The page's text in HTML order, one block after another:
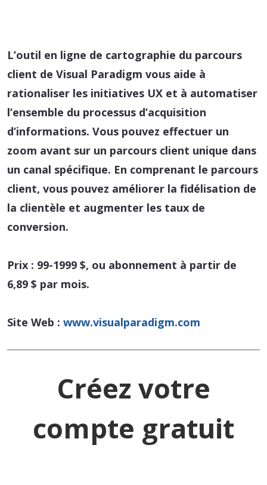
L’outil en ligne de cartographie du parcours
client de Visual Paradigm vous aide à
rationaliser les initiatives UX et à automatiser
l’ensemble du processus d’acquisition
d’informations. Vous pouvez effectuer un
zoom avant sur un parcours client unique dans
un canal spécifique. En comprenant le parcours
client, vous pouvez améliorer la fidélisation de
la clientèle et augmenter les taux de
conversion.
Prix : 99-1999 $, ou abonnement à partir de
6,89 $ par mois.
Site Web : www.visualparadigm.com
Créez votre
compte gratuit